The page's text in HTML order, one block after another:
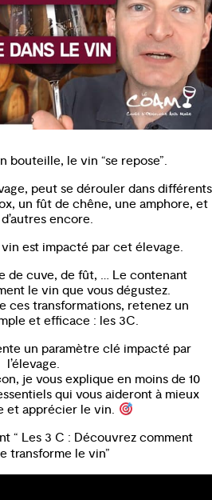
bouteille, le vin “se repose”.
peut se dérouler dans différents
un fût de chêne, une amphore, et
encore.
est impacté par cet élevage.
de cuve, de fût, … Le contenant
le vin que vous dégustez.
ces transformations, retenez un
et efficace : les 3C.
un paramètre clé impacté par
l’élevage.
je vous explique en moins de 10
qui vous aideront à mieux
et apprécier le vin.
“ Les 3 C : Découvrez comment
transforme le vin”